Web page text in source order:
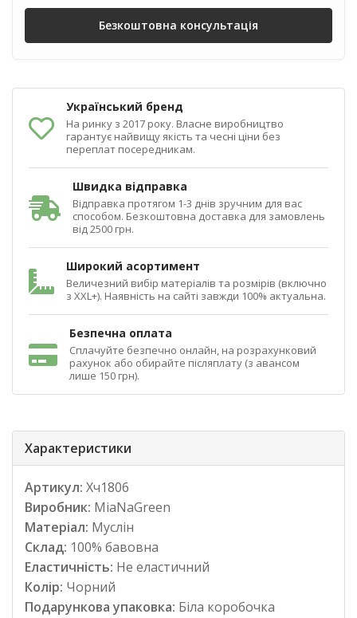
Безкоштовна консультація
Український бренд
На ринку з 2017 року. Власне виробництво
гарантує найвищу якість та чесні ціни без
переплат посередникам.
Швидка відправка
Відправка протягом 1-3 днів зручним для вас
способом. Безкоштовна доставка для замовлень
від 2500 грн.
Широкий асортимент
Величезний вибір матеріалів та розмірів (включно
з XXL+). Наявність на сайті завжди 100% актуальна.
Безпечна оплата
Сплачуйте безпечно онлайн, на розрахунковий
рахунок або обирайте післяплату (з авансом
лише 150 грн).
Характеристики
Артикул: Хч1806
Виробник: MiaNaGreen
Матеріал: Муслін
Склад: 100% бавовна
Еластичність: Не еластичний
Колір: Чорний
Подарункова упаковка: Біла коробочка